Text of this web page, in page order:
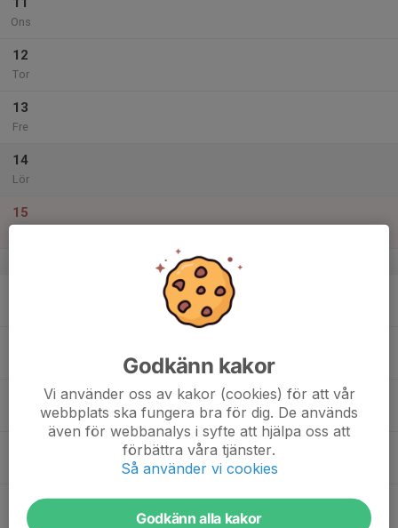
Ons
12
Tor
13
Fre
14
Lör
15
v.51
Fre
Godkänn kakor
Vi använder oss av kakor (cookies) för att vår
webbplats ska fungera bra för dig. De används
även för webbanalys i syfte att hjälpa oss att
förbättra våra tjänster.
Så använder vi cookies
Godkänn alla kakor